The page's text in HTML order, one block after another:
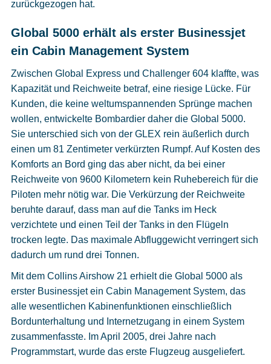
zurückgezogen hat.
Global 5000 erhält als erster Businessjet
ein Cabin Management System
Zwischen Global Express und Challenger 604 klaffte, was
Kapazität und Reichweite betraf, eine riesige Lücke. Für
Kunden, die keine weltumspannenden Sprünge machen
wollen, entwickelte Bombardier daher die Global 5000.
Sie unterschied sich von der GLEX rein äußerlich durch
einen um 81 Zentimeter verkürzten Rumpf. Auf Kosten des
Komforts an Bord ging das aber nicht, da bei einer
Reichweite von 9600 Kilometern kein Ruhebereich für die
Piloten mehr nötig war. Die Verkürzung der Reichweite
beruhte darauf, dass man auf die Tanks im Heck
verzichtete und einen Teil der Tanks in den Flügeln
trocken legte. Das maximale Abfluggewicht verringert sich
dadurch um rund drei Tonnen.
Mit dem Collins Airshow 21 erhielt die Global 5000 als
erster Businessjet ein Cabin Management System, das
alle wesentlichen Kabinenfunktionen einschließlich
Bordunterhaltung und Internetzugang in einem System
zusammenfasste. Im April 2005, drei Jahre nach
Programmstart, wurde das erste Flugzeug ausgeliefert.